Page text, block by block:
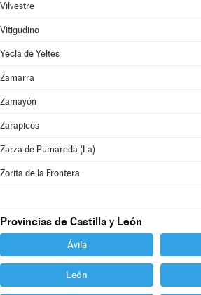
Vilvestre
Vitigudino
Yecla de Yeltes
Zamarra
Zamayón
Zarapicos
Zarza de Pumareda (La)
Zorita de la Frontera
Provincias de Castilla y León
Ávila
León